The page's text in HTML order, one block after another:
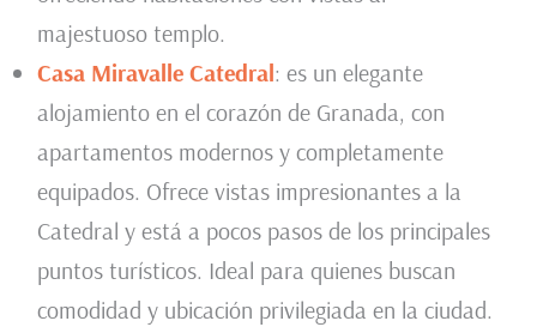
majestuoso templo.
Casa Miravalle Catedral: es un elegante
alojamiento en el corazón de Granada, con
apartamentos modernos y completamente
equipados. Ofrece vistas impresionantes a la
Catedral y está a pocos pasos de los principales
puntos turísticos. Ideal para quienes buscan
comodidad y ubicación privilegiada en la ciudad.